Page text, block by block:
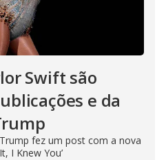
Swift são
e da
fez um post com a nova
I Knew You’